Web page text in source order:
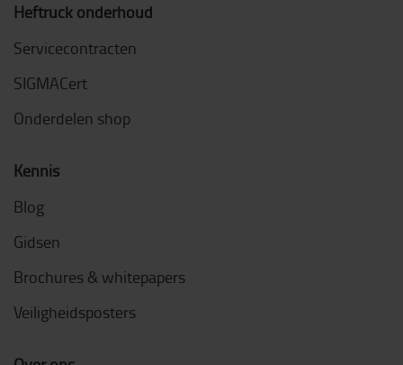
Heftruck onderhoud
Servicecontracten
SIGMACert
Onderdelen shop
Kennis
Blog
Gidsen
Brochures & whitepapers
Veiligheidsposters